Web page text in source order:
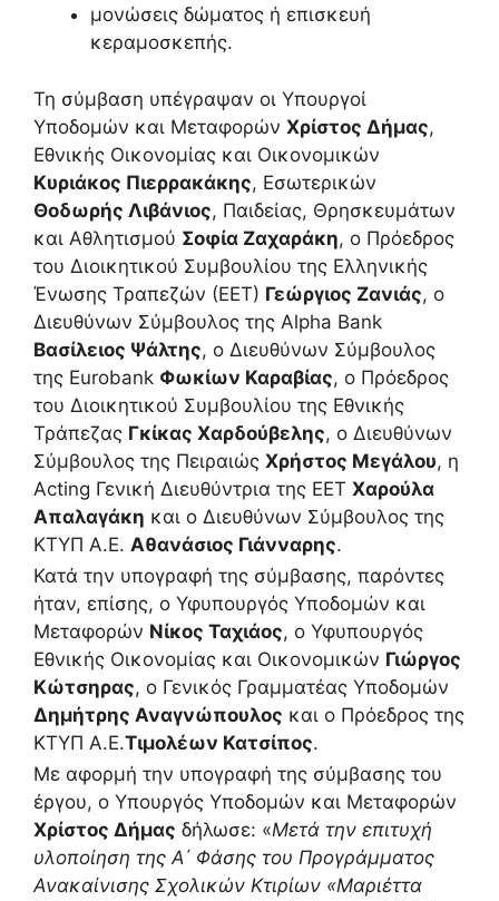
μονώσεις δώματος ή επισκευή
κεραμοσκεπής.
Τη σύμβαση υπέγραψαν οι Υπουργοί
Υποδομών και Μεταφορών Χρίστος Δήμας,
Εθνικής Οικονομίας και Οικονομικών
Κυριάκος Πιερρακάκης, Εσωτερικών
Θοδωρής Λιβάνιος, Παιδείας, Θρησκευμάτων
και Αθλητισμού Σοφία Ζαχαράκη, ο Πρόεδρος
του Διοικητικού Συμβουλίου της Ελληνικής
Ένωσης Τραπεζών (ΕΕΤ) Γεώργιος Ζανιάς, ο
Διευθύνων Σύμβουλος της Alpha Bank
Βασίλειος Ψάλτης, ο Διευθύνων Σύμβουλος
της Eurobank Φωκίων Καραβίας, ο Πρόεδρος
του Διοικητικού Συμβουλίου της Εθνικής
Τράπεζας Γκίκας Χαρδούβελης, ο Διευθύνων
Σύμβουλος της Πειραιώς Χρήστος Μεγάλου, η
Acting Γενική Διευθύντρια της ΕΕΤ Χαρούλα
Απαλαγάκη και ο Διευθύνων Σύμβουλος της
ΚΤΥΠ Α.Ε. Αθανάσιος Γιάνναρης.
Κατά την υπογραφή της σύμβασης, παρόντες
ήταν, επίσης, ο Υφυπουργός Υποδομών και
Μεταφορών Νίκος Ταχιάος, ο Υφυπουργός
Εθνικής Οικονομίας και Οικονομικών Γιώργος
Κώτσηρας, o Γενικός Γραμματέας Υποδομών
Δημήτρης Αναγνώπουλος και ο Πρόεδρος της
ΚΤΥΠ Α.Ε.Τιμολέων Κατσίπος.
Με αφορμή την υπογραφή της σύμβασης του
έργου, ο Υπουργός Υποδομών και Μεταφορών
Χρίστος Δήμας δήλωσε: «Μετά την επιτυχή
υλοποίηση της Α΄ Φάσης του Προγράμματος
Ανακαίνισης Σχολικών Κτιρίων «Μαριέττα